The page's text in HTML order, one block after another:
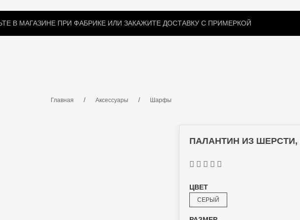
В МАГАЗИНЕ ПРИ ФАБРИКЕ ИЛИ ЗАКАЖИТЕ ДОСТАВКУ С ПРИМЕРКОЙ
Главная Аксессуары Шарфы
ПАЛАНТИН ИЗ
ЦВЕТ
СЕРЫЙ